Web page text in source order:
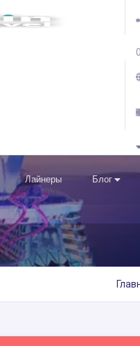
Лайнеры Блог